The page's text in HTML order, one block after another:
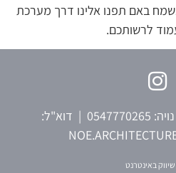
באם תפנו אלינו דרך מערכת
לרשותכם.
0547770265 | דוא"ל:
שיווק באינטרנט